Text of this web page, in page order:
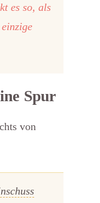
es so, als
Spur
von